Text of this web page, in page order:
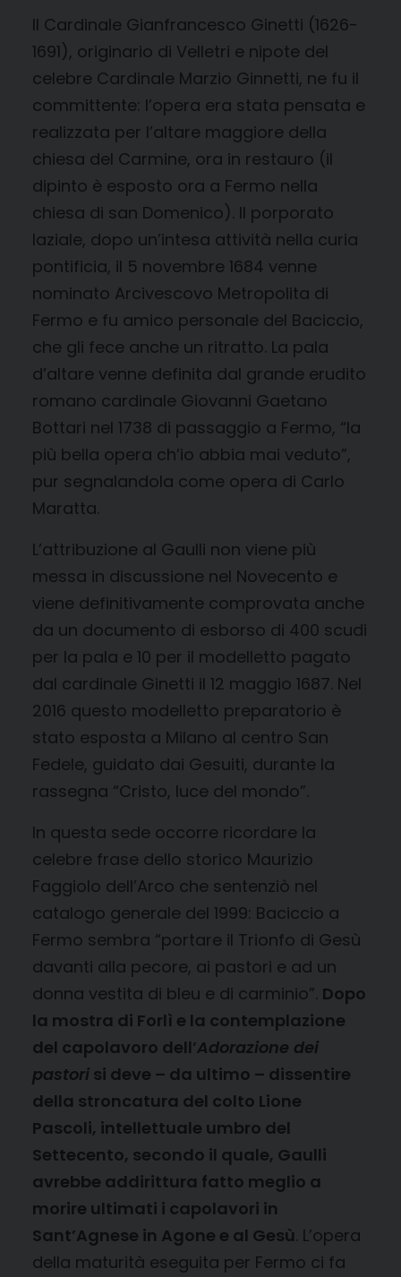
Il Cardinale Gianfrancesco Ginetti (1626-
1691), originario di Velletri e nipote del
celebre Cardinale Marzio Ginnetti, ne fu il
committente: l’opera era stata pensata e
realizzata per l’altare maggiore della
chiesa del Carmine, ora in restauro (il
dipinto è esposto ora a Fermo nella
chiesa di san Domenico). Il porporato
laziale, dopo un’intesa attività nella curia
pontificia, il 5 novembre 1684 venne
nominato Arcivescovo Metropolita di
Fermo e fu amico personale del Baciccio,
che gli fece anche un ritratto. La pala
d’altare venne definita dal grande erudito
romano cardinale Giovanni Gaetano
Bottari nel 1738 di passaggio a Fermo, “la
più bella opera ch’io abbia mai veduto”,
pur segnalandola come opera di Carlo
Maratta.
L’attribuzione al Gaulli non viene più
messa in discussione nel Novecento e
viene definitivamente comprovata anche
da un documento di esborso di 400 scudi
per la pala e 10 per il modelletto pagato
dal cardinale Ginetti il 12 maggio 1687. Nel
2016 questo modelletto preparatorio è
stato esposta a Milano al centro San
Fedele, guidato dai Gesuiti, durante la
rassegna “Cristo, luce del mondo”.
In questa sede occorre ricordare la
celebre frase dello storico Maurizio
Faggiolo dell’Arco che sentenziò nel
catalogo generale del 1999: Baciccio a
Fermo sembra “portare il Trionfo di Gesù
davanti alla pecore, ai pastori e ad un
donna vestita di bleu e di carminio”. Dopo
la mostra di Forlì e la contemplazione
del capolavoro dell’Adorazione dei
pastori si deve – da ultimo – dissentire
della stroncatura del colto Lione
Pascoli, intellettuale umbro del
Settecento, secondo il quale, Gaulli
avrebbe addirittura fatto meglio a
morire ultimati i capolavori in
Sant’Agnese in Agone e al Gesù. L’opera
della maturità eseguita per Fermo ci fa